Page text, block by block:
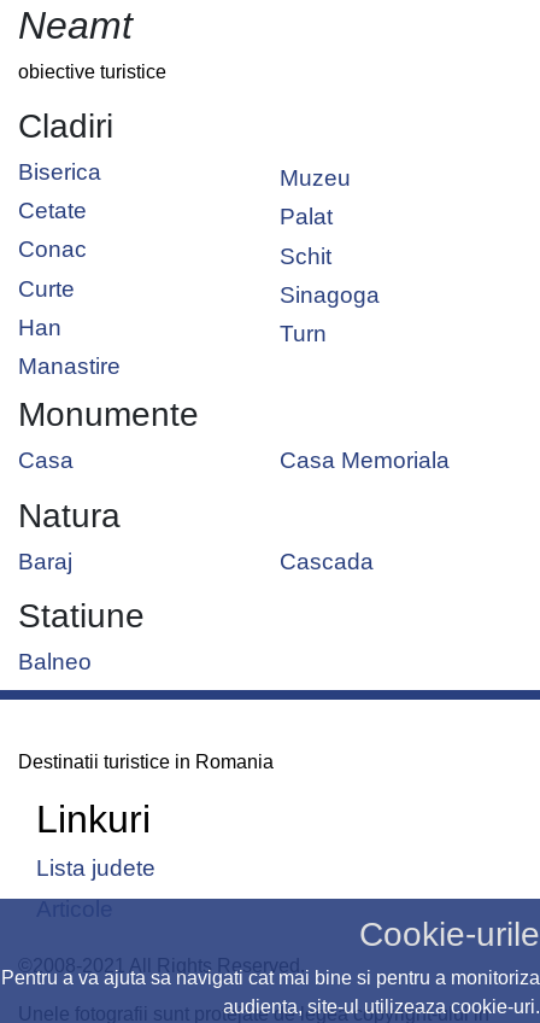
Cookie-urile
Pentru a va ajuta sa navigati cat mai bine si pentru a monitoriza
audienta, site-ul utilizeaza cookie-uri.
Neamt
obiective turistice
Cladiri
Biserica
Cetate
Conac
Curte
Han
Manastire
Muzeu
Palat
Schit
Sinagoga
Turn
Monumente
Casa Casa Memoriala
Natura
Baraj Cascada
Statiune
Balneo
Destinatii turistice in Romania
Linkuri
Lista judete
©2008-2021 All Rights Reserved.
Unele fotografii sunt protejate de legea copyright-ului in